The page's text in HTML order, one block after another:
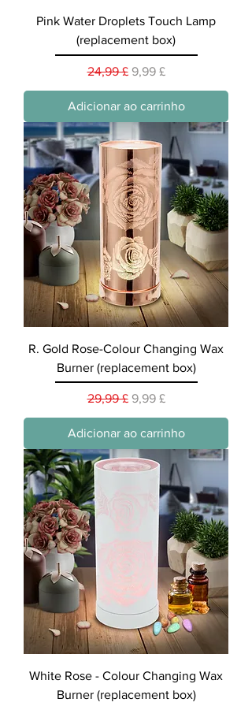
Pink Water Droplets Touch Lamp
(replacement box)
Preço normal
24,99 £ Preço promocional
9,99 £
Adicionar ao carrinho
R. Gold Rose-Colour Changing Wax
Burner (replacement box)
Preço normal
29,99 £ Preço promocional
9,99 £
Adicionar ao carrinho
White Rose - Colour Changing Wax
Burner (replacement box)